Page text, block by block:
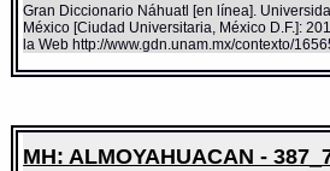
Gran Diccionario Náhuatl [en línea].
México [Ciudad Universitaria, México D.F.]:
la Web http://www.gdn.unam.mx/contexto/
MH: ALMOYAHUACAN -